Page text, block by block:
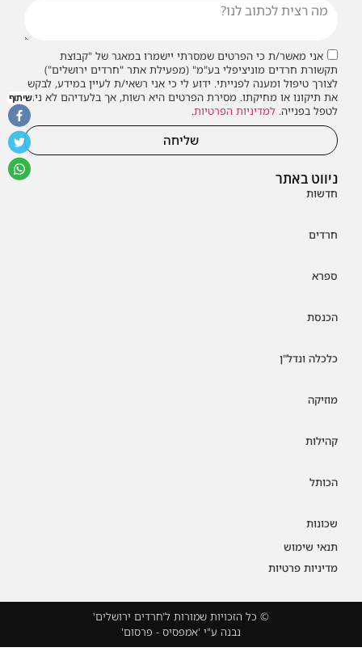
ניווט באתר
חדשות
חרדים
ספרא
הכנסת
כלכלה ונדל"ן
מוזיקה
קהילות
הכותל
שכונות
תנאי שימוש
מדיניות פרטיות
אני מאשר/ת כי הפרטים שמסרתי יישמרו במאגר של "קבוצת
תקשורת חרדים מוניציפלי בע"מ" (מפעילת אתר "חרדים ירושלים")
לצורך טיפול ומענה לפנייתי. ידוע לי כי אני רשאי/ת לעיין במידע, לבקש
את תיקונו או מחיקתו. מסירת הפרטים היא רשות, אך בלעדיהם לא ניתן
לטפל בפנייה. למדיניות הפרטיות.
שליחה
© כל הזכויות שמורות ל'חרדים ירושלים'
נבנה ע"י 'אמפסיס - פרסום'
שיתוף